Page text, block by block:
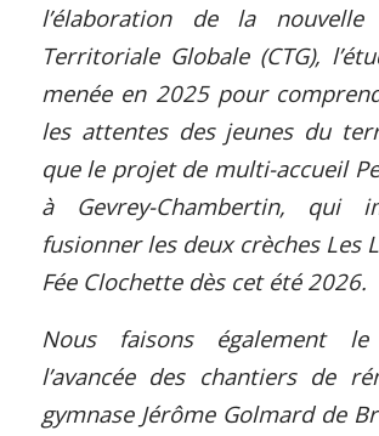
l’élaboration de la nouvelle
Territoriale Globale (CTG),
menée en 2025 pour
les attentes des jeunes du
que le projet de multi-accueil
à Gevrey-Chambertin, qui
fusionner les deux crèches Les
Fée Clochette dès cet été 2026.
Nous faisons également
l’avancée des chantiers de
gymnase Jérôme Golmard de